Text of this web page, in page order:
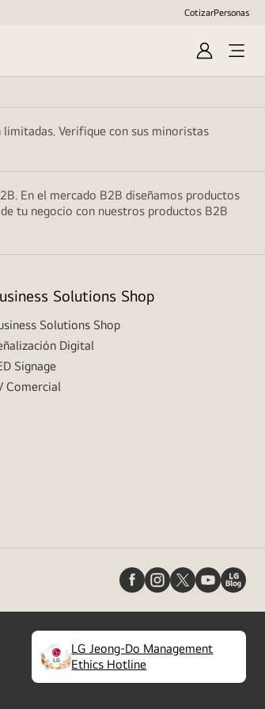
CotizarPersonas
Iniciar
Sesión
Open
Menu
Verifique con sus minoristas
En el mercado B2B diseñamos productos
tu negocio con nuestros productos B2B
Solutions Shop
Solutions Shop
Digital
Signage
Comercial
LG Jeong-Do Management
Ethics Hotline
(opens